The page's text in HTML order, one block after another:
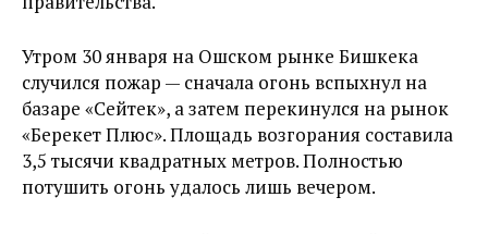
Утром 30 января на Ошском рынке Бишкека
случился пожар — сначала огонь вспыхнул на
базаре «Сейтек», а затем перекинулся на рынок
«Берекет Плюс». Площадь возгорания составила
3,5 тысячи квадратных метров. Полностью
потушить огонь удалось лишь вечером.